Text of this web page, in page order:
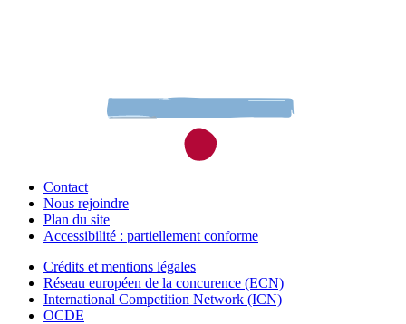
Contact
Nous rejoindre
Plan du site
Accessibilité : partiellement conforme
Crédits et mentions légales
Réseau européen de la concurence (ECN)
International Competition Network (ICN)
OCDE